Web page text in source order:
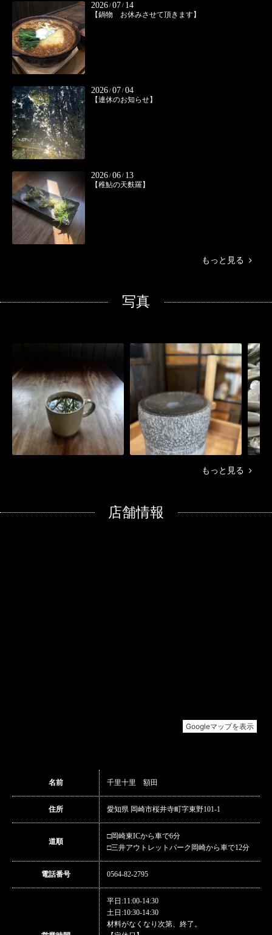
2026 / 07 / 14
【鍋物 お休みさせて頂きます】
2026 / 07 / 04
【連休のお知らせ】
2026 / 06 / 13
【稚鮎の天麩羅】
もっと見る
写真
もっと見る
店舗情報
名前 千里十里 額田
住所 愛知県 岡崎市桜井寺町字東野101-1
道順
□岡崎東ICから車で6分
□三井アウトレットパーク岡崎から車で12分
電話番号 0564-82-2795
平日:11:00-14:30
土日:10:30-14:30
材料がなくなり次第、終了。